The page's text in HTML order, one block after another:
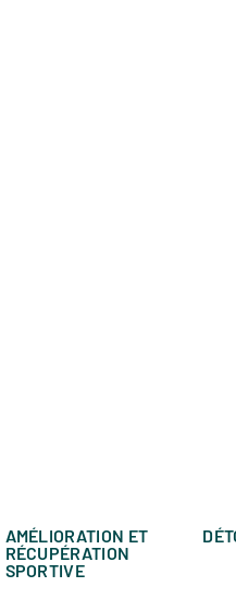
AMÉLIORATION ET
RÉCUPÉRATION
SPORTIVE